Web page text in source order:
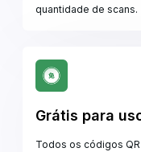
quantidade de scans.
Grátis para
Todos os códigos